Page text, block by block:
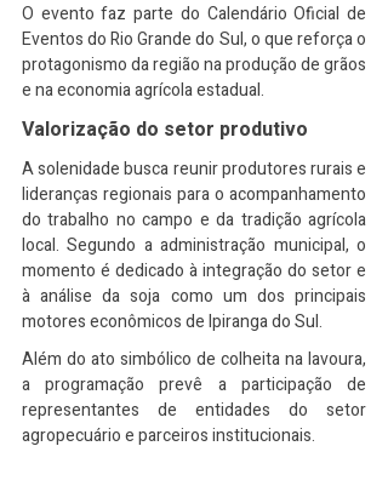
O evento faz parte do Calendário Oficial de
Eventos do Rio Grande do Sul, o que reforça o
protagonismo da região na produção de grãos
e na economia agrícola estadual.
Valorização do setor produtivo
A solenidade busca reunir produtores rurais e
lideranças regionais para o acompanhamento
do trabalho no campo e da tradição agrícola
local. Segundo a administração municipal, o
momento é dedicado à integração do setor e
à análise da soja como um dos principais
motores econômicos de Ipiranga do Sul.
Além do ato simbólico de colheita na lavoura,
a programação prevê a participação de
representantes de entidades do setor
agropecuário e parceiros institucionais.